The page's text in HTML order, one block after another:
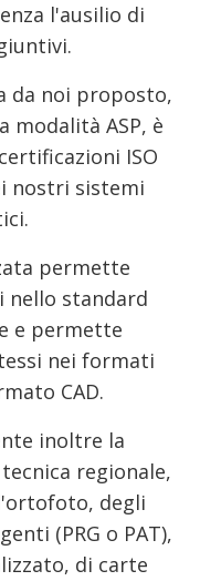
l'ausilio di
da noi proposto,
modalità ASP, è
ISO
nostri sistemi
permette
nello standard
e permette
nei formati
CAD.
inoltre la
regionale,
degli
(PRG o PAT),
di carte